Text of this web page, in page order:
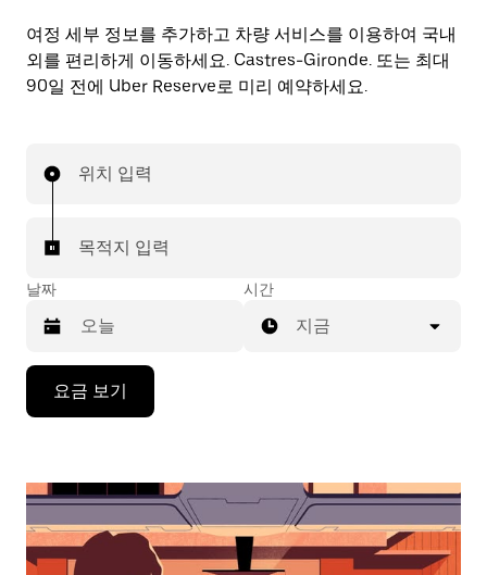
여정 세부 정보를 추가하고 차량 서비스를 이용하여 국내
외를 편리하게 이동하세요. Castres-Gironde. 또는 최대
90일 전에 Uber Reserve로 미리 예약하세요.
위치 입력
목적지 입력
날짜
작
면
시간
지금
요금 보기